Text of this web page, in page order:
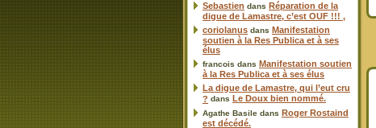
Sebastien dans Réparation de la
digue de Lamastre, c’est OUF !!! ,
coriolanus dans Manifestation
soutien à la Res Publica et à ses
élus
francois dans Manifestation soutien
à la Res Publica et à ses élus
La digue de Lamastre, qui l’eut cru
? dans Le Doux bien nommé.
Agathe Basile dans Roger Rostaind
est décédé.